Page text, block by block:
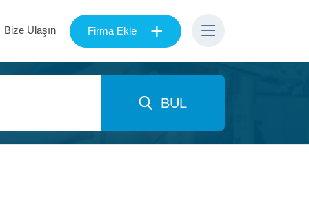
Bize Ulaşın Firma Ekle +
BUL